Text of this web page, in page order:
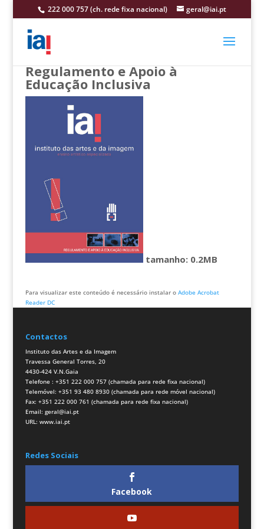
222 000 757 (ch. rede fixa nacional) geral@iai.pt
Regulamento e Apoio à
Educação Inclusiva
tamanho: 0.2MB
Para visualizar este conteúdo é necessário instalar o Adobe Acrobat
Reader DC
Contactos
Instituto das Artes e da Imagem
Travessa General Torres, 20
4430-424 V.N.Gaia
Telefone : +351 222 000 757 (chamada para rede fixa nacional)
Telemóvel: +351 93 480 8930 (chamada para rede móvel nacional)
Fax: +351 222 000 761 (chamada para rede fixa nacional)
Email: geral@iai.pt
URL: www.iai.pt
Redes Sociais
Facebook